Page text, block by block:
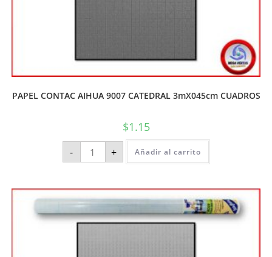
PAPEL CONTAC AIHUA 9007 CATEDRAL 3mX045cm CUADROS
$1.15
- + Añadir al carrito